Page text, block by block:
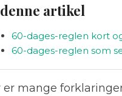
artikel
60-dages-reglen kort
60-dages-reglen som
er mange